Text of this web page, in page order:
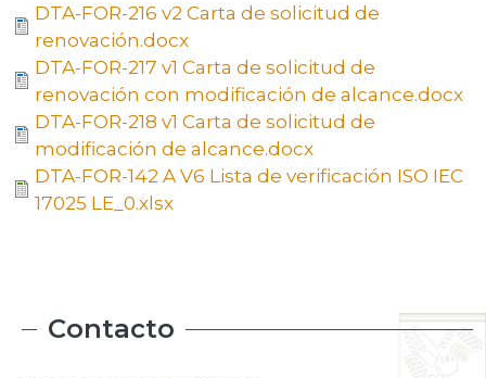
DTA-FOR-216 v2 Carta de solicitud de
renovación.docx
DTA-FOR-217 v1 Carta de solicitud de
renovación con modificación de alcance.docx
DTA-FOR-218 v1 Carta de solicitud de
modificación de alcance.docx
DTA-FOR-142 A V6 Lista de verificación ISO IEC
17025 LE_0.xlsx
Contacto